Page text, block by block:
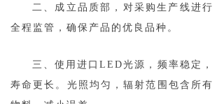
二、成立品质部，对采购生产线进行
全程监管，确保产品的优良品种。
三、使用进口LED光源，频率稳定，
寿命更长。光照均匀，辐射范围包含所有